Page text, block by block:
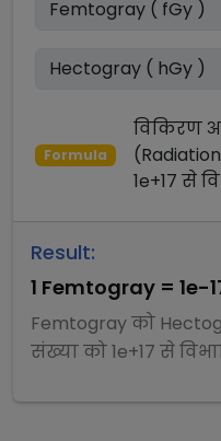
Formula
विकिरण
1e+17 से
Result:
1 Femtogray = 1e-
Femtograyको
संख्या को1e+17 से